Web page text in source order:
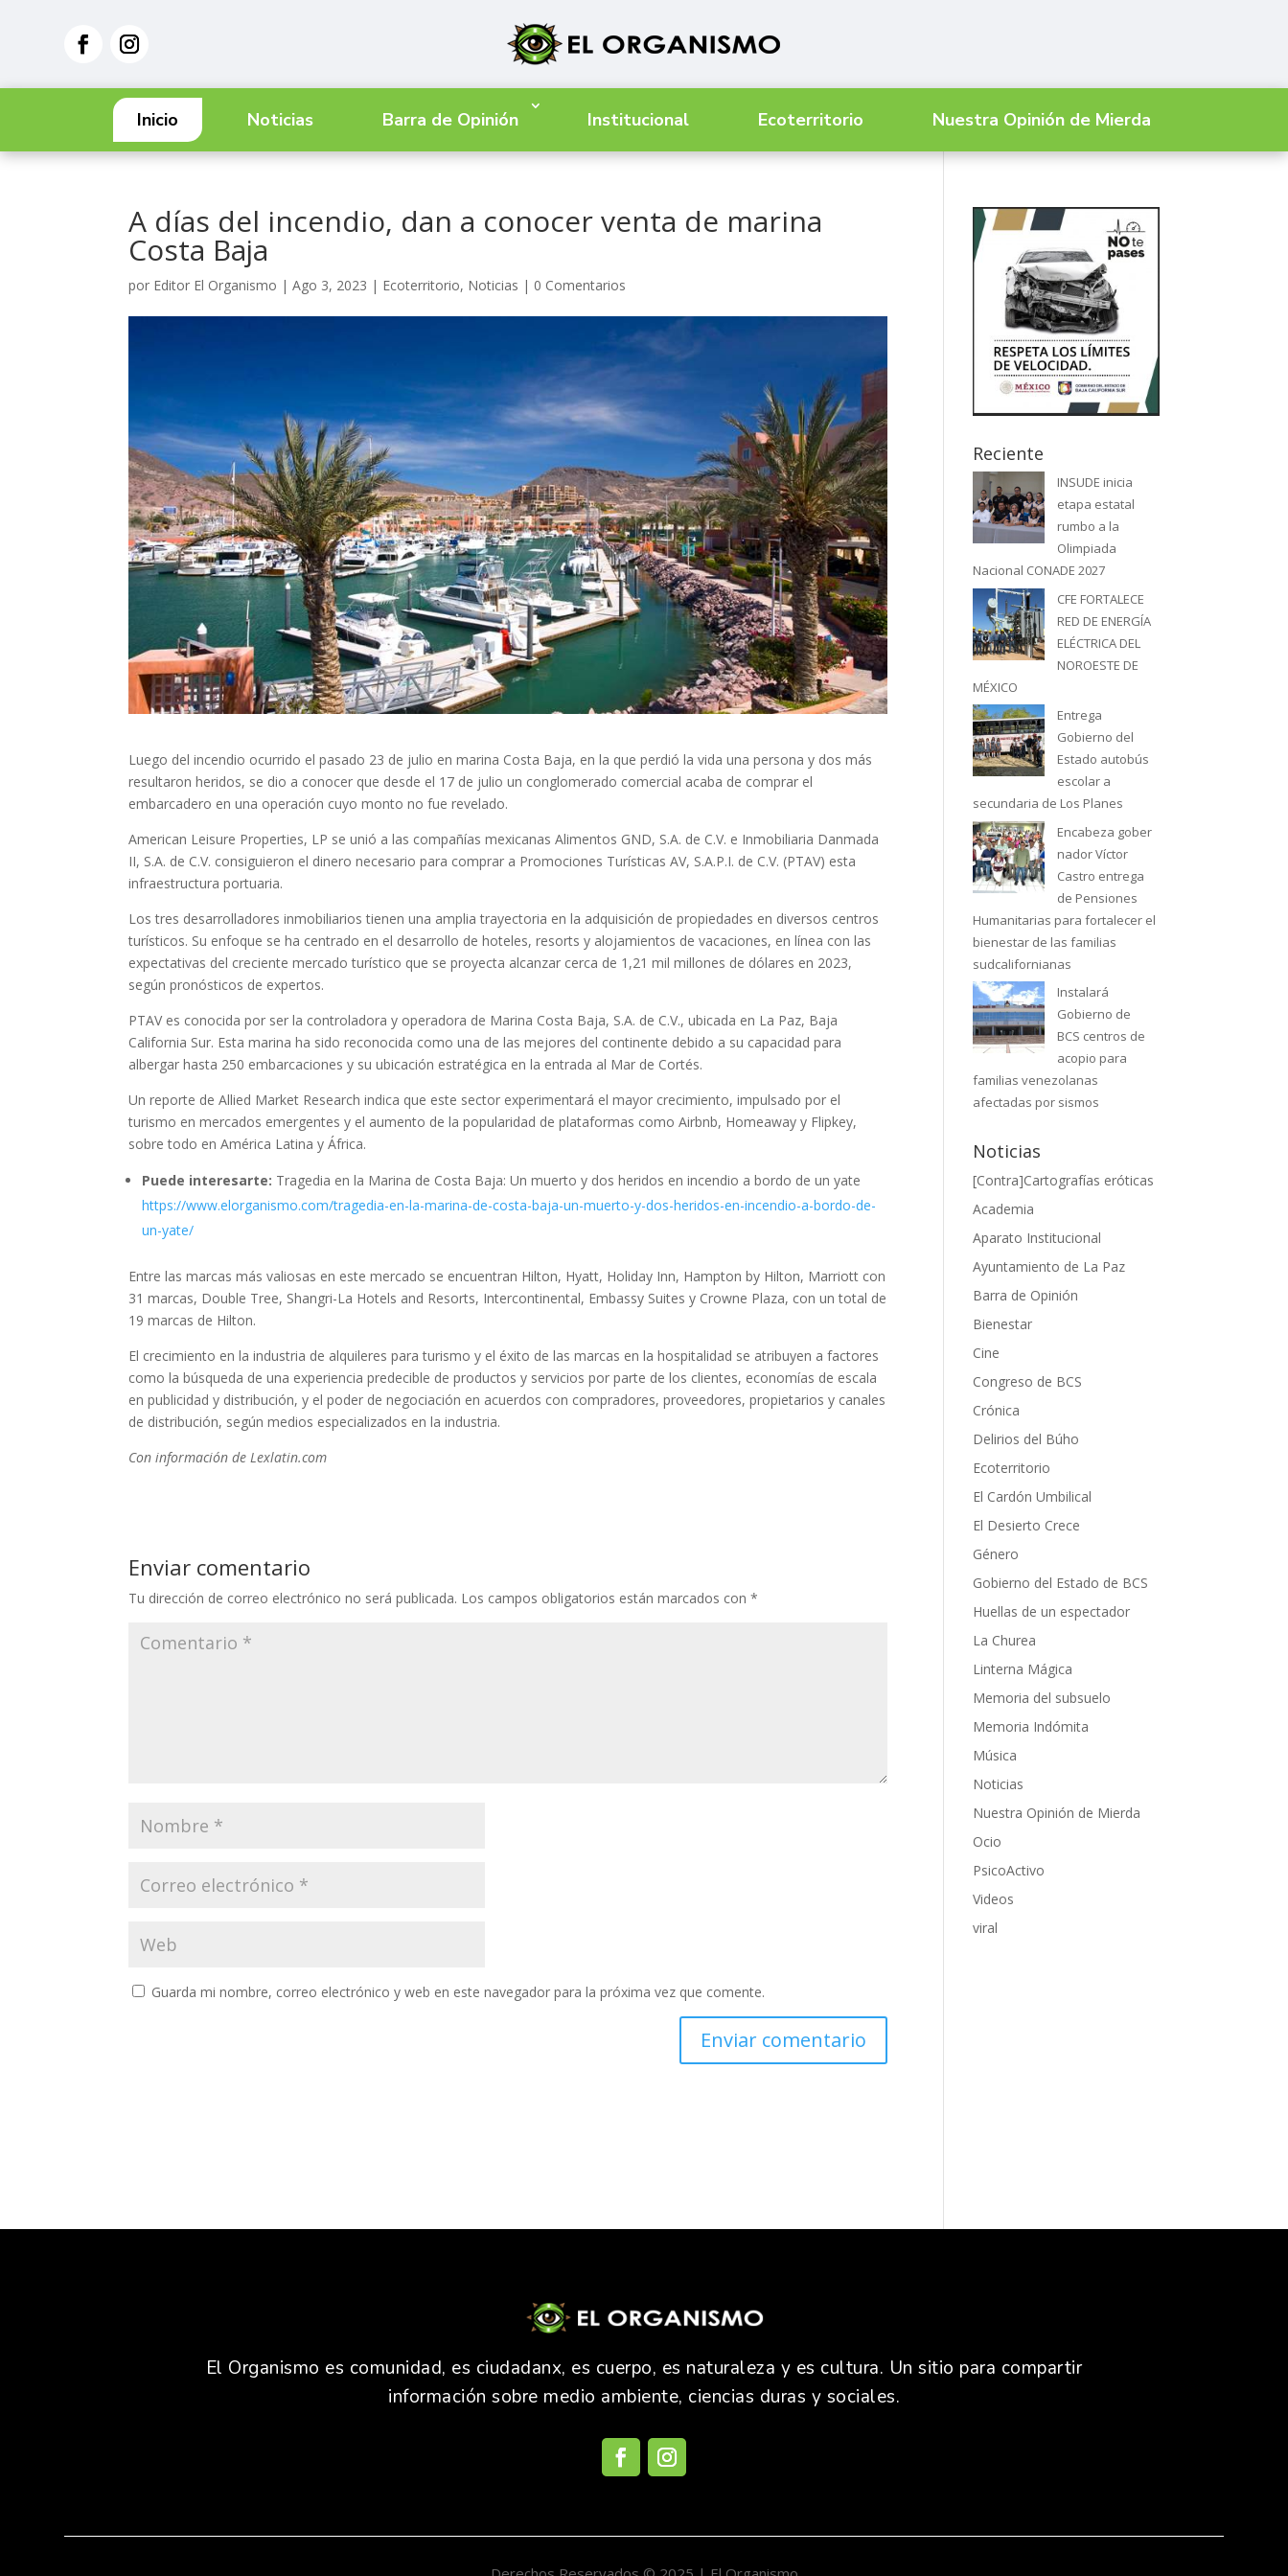
Inicio Noticias Barra de Opinión Institucional Ecoterritorio Nuestra Opinión de Mierda
A días del incendio, dan a conocer venta de marina
Costa Baja
por Editor El Organismo |Ago 3, 2023 | Ecoterritorio, Noticias | 0 Comentarios
Luego del incendio ocurrido el pasado 23 de julio en marina Costa Baja, en la que perdió la vida una persona y dos más
resultaron heridos, se dio a conocer que desde el 17 de julio un conglomerado comercial acaba de comprar el
embarcadero en una operación cuyo monto no fue revelado.
American Leisure Properties, LP se unió a las compañías mexicanas Alimentos GND, S.A. de C.V. e Inmobiliaria Danmada
II, S.A. de C.V. consiguieron el dinero necesario para comprar a Promociones Turísticas AV, S.A.P.I. de C.V. (PTAV) esta
infraestructura portuaria.
Los tres desarrolladores inmobiliarios tienen una amplia trayectoria en la adquisición de propiedades en diversos centros
turísticos. Su enfoque se ha centrado en el desarrollo de hoteles, resorts y alojamientos de vacaciones, en línea con las
expectativas del creciente mercado turístico que se proyecta alcanzar cerca de 1,21 mil millones de dólares en 2023,
según pronósticos de expertos.
PTAV es conocida por ser la controladora y operadora de Marina Costa Baja, S.A. de C.V., ubicada en La Paz, Baja
California Sur. Esta marina ha sido reconocida como una de las mejores del continente debido a su capacidad para
albergar hasta 250 embarcaciones y su ubicación estratégica en la entrada al Mar de Cortés.
Un reporte de Allied Market Research indica que este sector experimentará el mayor crecimiento, impulsado por el
turismo en mercados emergentes y el aumento de la popularidad de plataformas como Airbnb, Homeaway y Flipkey,
sobre todo en América Latina y África.
Puede interesarte: Tragedia en la Marina de Costa Baja: Un muerto y dos heridos en incendio a bordo de un yate
https://www.elorganismo.com/tragedia-en-la-marina-de-costa-baja-un-muerto-y-dos-heridos-en-incendio-a-bordo-de-
un-yate/
Entre las marcas más valiosas en este mercado se encuentran Hilton, Hyatt, Holiday Inn, Hampton by Hilton, Marriott con
31 marcas, Double Tree, Shangri-La Hotels and Resorts, Intercontinental, Embassy Suites y Crowne Plaza, con un total de
19 marcas de Hilton.
El crecimiento en la industria de alquileres para turismo y el éxito de las marcas en la hospitalidad se atribuyen a factores
como la búsqueda de una experiencia predecible de productos y servicios por parte de los clientes, economías de escala
en publicidad y distribución, y el poder de negociación en acuerdos con compradores, proveedores, propietarios y canales
de distribución, según medios especializados en la industria.
Con información de Lexlatin.com
Enviar comentario
Tu dirección de correo electrónico no será publicada. Los campos obligatorios están marcados con*
Guarda mi nombre, correo electrónico y web en este navegador para la próxima vez que comente.
Reciente
INSUDE inicia
etapa estatal
rumbo a la
Olimpiada
Nacional CONADE 2027
CFE FORTALECE
RED DE ENERGÍA
ELÉCTRICA DEL
NOROESTE DE
MÉXICO
Entrega
Gobierno del
Estado autobús
escolar a
secundaria de Los Planes
Encabeza gober
nador Víctor
Castro entrega
de Pensiones
Humanitarias para fortalecer el
bienestar de las familias
sudcalifornianas
Instalará
Gobierno de
BCS centros de
acopio para
familias venezolanas
afectadas por sismos
Noticias
[Contra]Cartografías eróticas
Academia
Aparato Institucional
Ayuntamiento de La Paz
Barra de Opinión
Bienestar
Cine
Congreso de BCS
Crónica
Delirios del Búho
Ecoterritorio
El Cardón Umbilical
El Desierto Crece
Género
Gobierno del Estado de BCS
Huellas de un espectador
La Churea
Linterna Mágica
Memoria del subsuelo
Memoria Indómita
Música
Noticias
Nuestra Opinión de Mierda
Ocio
PsicoActivo
Videos
viral
El Organismo es comunidad, es ciudadanx, es cuerpo, es naturaleza y es cultura. Un sitio para compartir
información sobre medio ambiente, ciencias duras y sociales.